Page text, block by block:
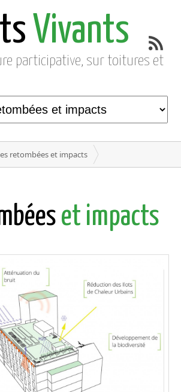
Vivants
participative, sur toitures et
retombées et impacts
et impacts